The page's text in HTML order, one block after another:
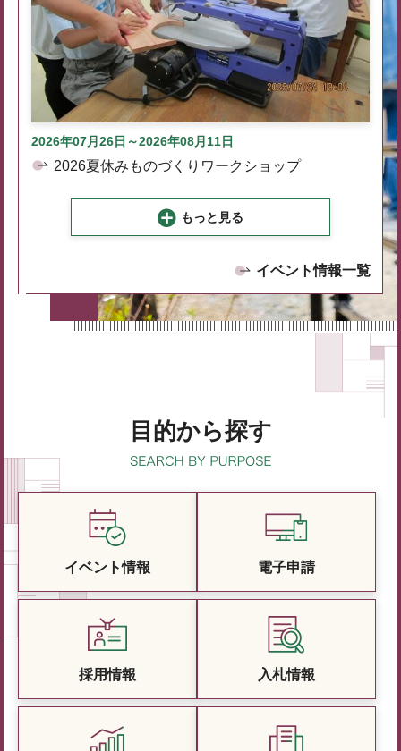
2026年07月26日～2026年08月11日
2026夏休みものづくりワークショップ
もっと見る
イベント情報一覧
目的から探す
イベント情報 電子申請
採用情報 入札情報